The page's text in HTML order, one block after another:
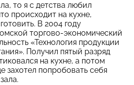
то я с детства любил
происходит на кухне,
В 2004 году
торгово-экономический
«Технология продукции
Получил пятый разряд
на кухне, а потом
захотел попробовать себя